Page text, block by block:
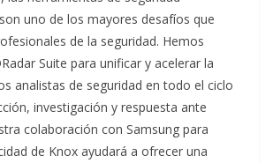
uno de los mayores desafíos que
de la seguridad. Hemos
Suite para unificar y acelerar la
analistas de seguridad en todo el ciclo
investigación y respuesta ante
colaboración con Samsung para
de Knox ayudará a ofrecer una